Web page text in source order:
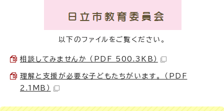
以下のファイルをご覧ください。
相談してみませんか （PDF 500.3KB）
理解と支援が必要な子どもたちがいます。 （PDF
2.1MB）